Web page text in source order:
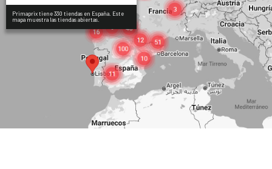
Primaprix tiene 330 tiendas en España. Este
mapa muestra las tiendas abiertas.